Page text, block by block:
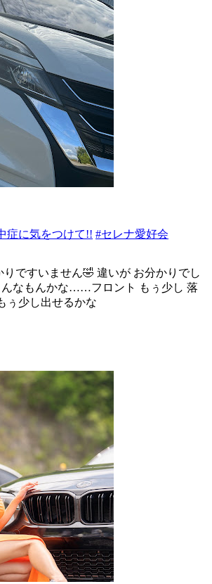
症に気をつけて!! #セレナ愛好会
ですいません🤣 違いが お分かりでし
んなもんかな……フロント もぅ少し 落
少し出せるかな